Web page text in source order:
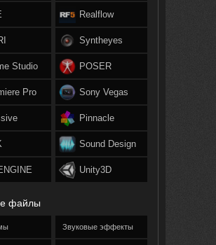
Studio
Pro
Realflow
Syntheyes
POSER
Sony Vegas
Pinnacle
Sound Design
Unity3D
файлы
Звуковые эффекты